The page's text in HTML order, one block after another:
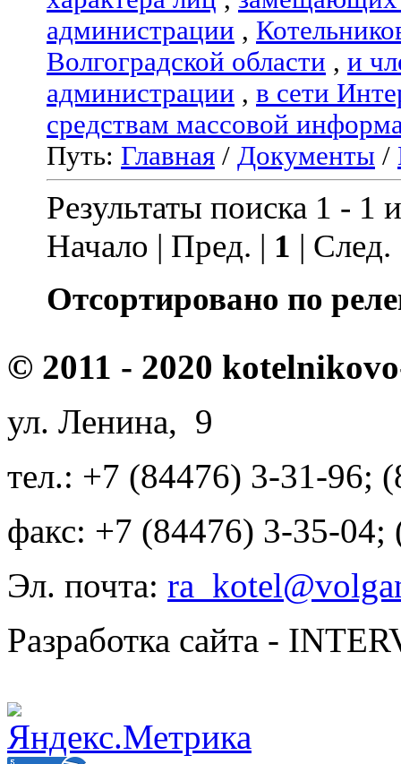
администрации ,
Волгоградской области , и
администрации , в сети
средствам массовой
Путь: Главная / Документы /
Результаты поиска 1 - 1
Начало | Пред. | 1 |
Отсортировано по
© 2011 - 2020
ул. Ленина, 9
тел.: +7 (84476) 3-31-96;
факс: +7 (84476) 3-35-04;
Эл. почта:
Разработка сайта -